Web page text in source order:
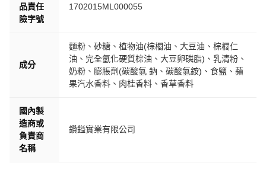
品責任
險字號
1702015ML000055
成分
麵粉、砂糖、植物油(棕櫚油、大豆油、棕櫚仁
油、完全氫化硬質棕油、大豆卵磷脂)、乳清粉、
奶粉、膨脹劑(碳酸氫 鈉、碳酸氫銨)、食鹽、蘋
果汽水香料、肉桂香料、香草香料
國內製
造商或
負責商
名稱
鑽鎰實業有限公司